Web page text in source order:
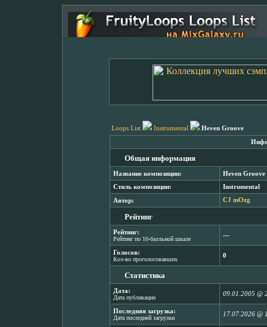
Loops List Instrumental Heven Groove
Общая информация
Название композиции: Heven Groove
Стиль композиции: Instrumental
Автор: CJ mOzg
Рейтинг
Рейтинг:
Рейтинг по 10-балльной шкале
―
Голосов:
Кол-во проголосовавших
0
Статистика
Дата:
Дата публикации
09.01.2005 @
Последняя загрузка:
Дата последней загрузки
17.07.2026 @